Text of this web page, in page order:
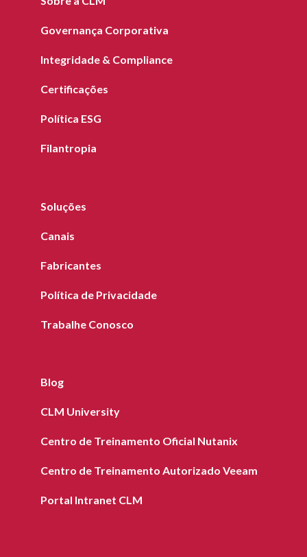
Governança Corporativa
Integridade & Compliance
Certificações
Política ESG
Filantropia
Soluções
Canais
Fabricantes
Política de Privacidade
Trabalhe Conosco
Blog
CLM University
Centro de Treinamento Oficial Nutanix
Centro de Treinamento Autorizado Veeam
Portal Intranet CLM